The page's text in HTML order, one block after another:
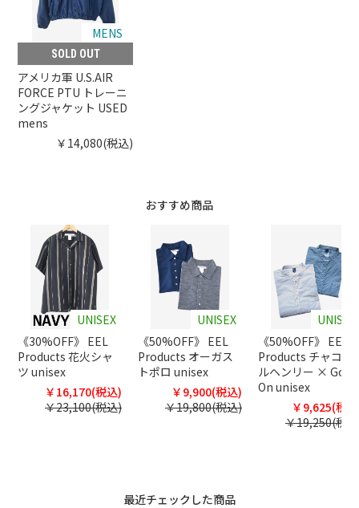
MENS
SOLD OUT
アメリカ軍 U.S.AIR
FORCE PTU トレーニ
ングジャケット USED
mens
￥14,080(税込)
おすすめ商品
UNISEX
《30%OFF》 EEL
Products 花火シャ
ツ unisex
￥16,170(税込)
￥23,100(税込)
UNISEX
《50%OFF》 EEL
Products オーガス
トポロ unisex
￥9,900(税込)
￥19,800(税込)
UNISEX
《50%OFF》 EEL
Products チャコー
ルヘンリー × Good
On unisex
￥9,625(税
￥19,250(税
最近チェックした商品